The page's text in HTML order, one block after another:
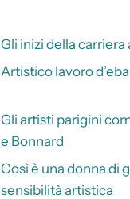
Gli inizi della carriera
Artistico lavoro
Gli artisti parigini
e Bonnard
Così è una donna di
sensibilità artistica